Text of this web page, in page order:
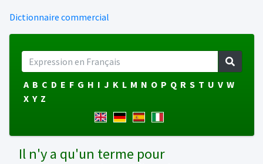
Dictionnaire commercial
A B C D E F G H I J K L M N O P Q R S T U V W
X Y Z
Il n'y a qu'un terme pour